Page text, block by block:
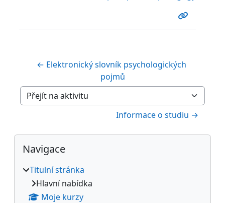
← Elektronický slovník psychologických
pojmů
Přejít na aktivitu
Informace o studiu →
Bloky
Přeskočit: Navigace
Navigace
Titulní stránka
Hlavní nabídka
Moje kurzy